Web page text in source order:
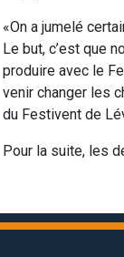
«On a jumelé
Le but, c’est que
produire avec le
venir changer les
du Festivent de
Pour la suite, les